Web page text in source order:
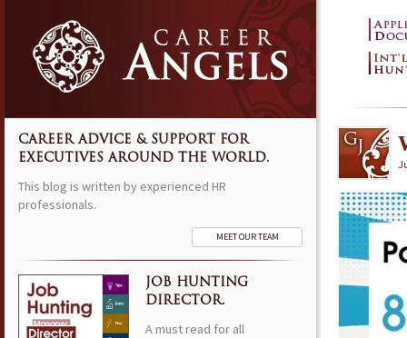
CAREER ADVICE & SUPPORT FOR
EXECUTIVES AROUND THE WORLD.
This blog is written by experienced HR
professionals.
MEET OUR TEAM
JOB HUNTING
DIRECTOR.
A must read for all